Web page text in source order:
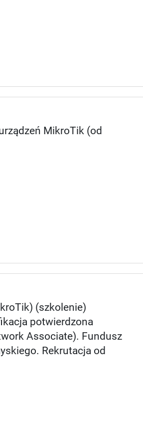
MikroTik (od
(szkolenie)
potwierdzona
Associate). Fundusz
Rekrutacja od